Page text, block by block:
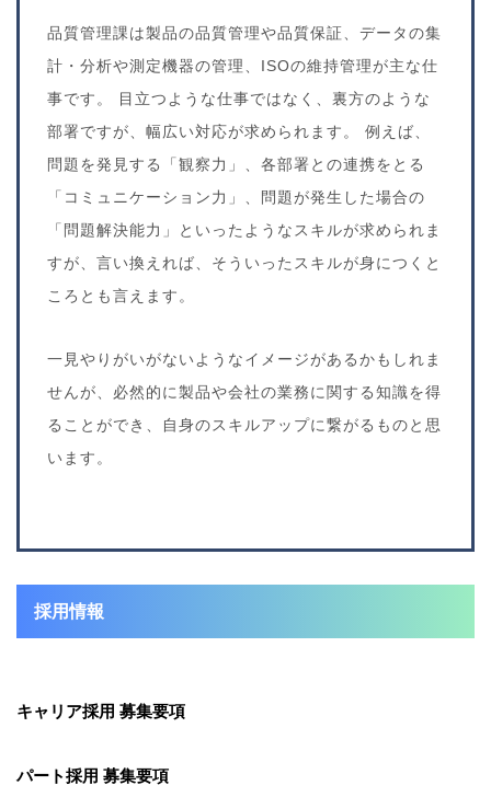
品質管理課は製品の品質管理や品質保証、データの集
計・分析や測定機器の管理、ISOの維持管理が主な仕
事です。 目立つような仕事ではなく、裏方のような
部署ですが、幅広い対応が求められます。 例えば、
問題を発見する「観察力」、各部署との連携をとる
「コミュニケーション力」、問題が発生した場合の
「問題解決能力」といったようなスキルが求められま
すが、言い換えれば、そういったスキルが身につくと
ころとも言えます。
一見やりがいがないようなイメージがあるかもしれま
せんが、必然的に製品や会社の業務に関する知識を得
ることができ、自身のスキルアップに繋がるものと思
います。
採用情報
キャリア採用 募集要項
パート採用 募集要項